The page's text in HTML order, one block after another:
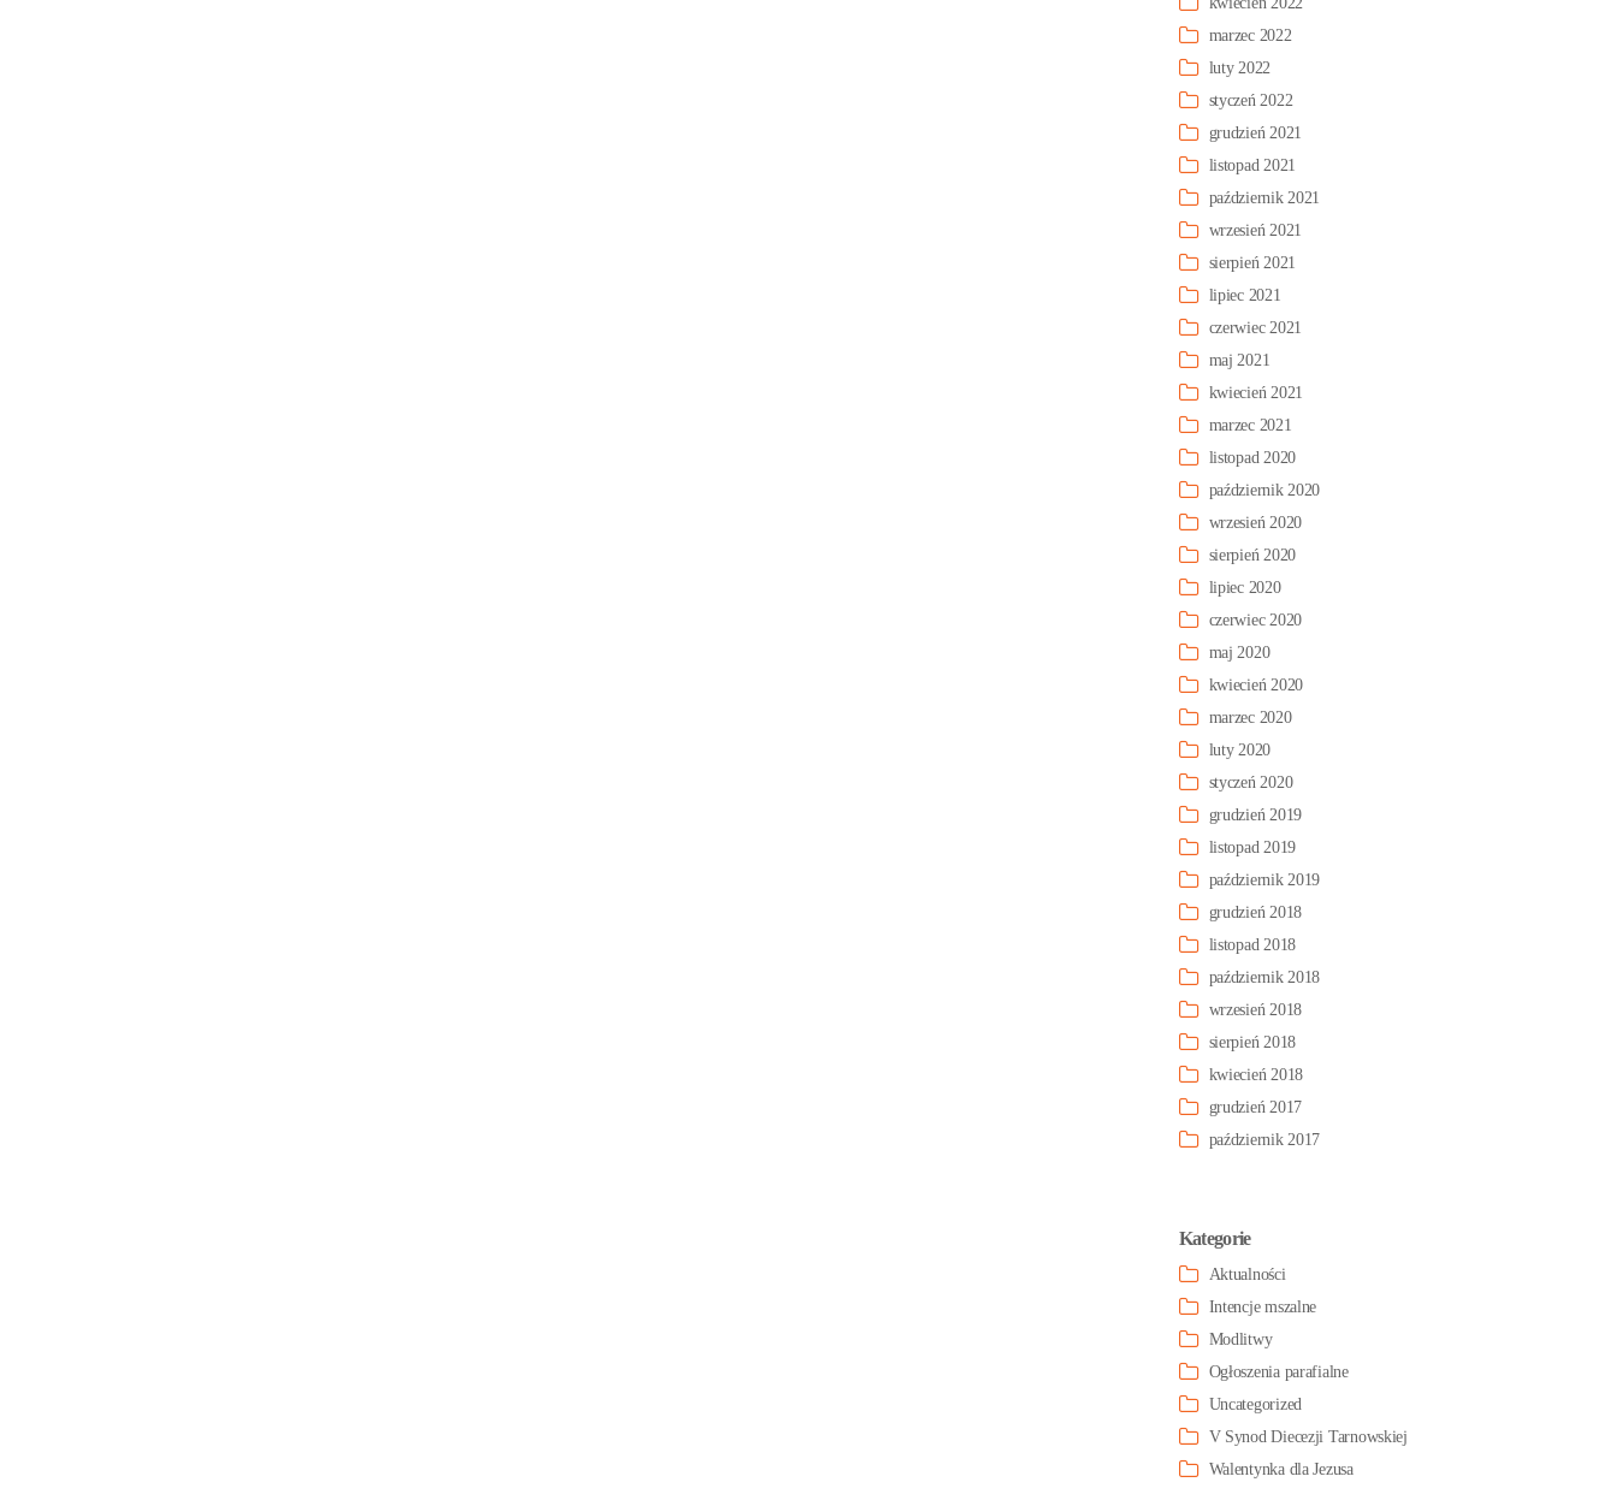
marzec 2022
luty 2022
styczeń 2022
grudzień 2021
listopad 2021
październik 2021
wrzesień 2021
sierpień 2021
lipiec 2021
czerwiec 2021
maj 2021
kwiecień 2021
marzec 2021
listopad 2020
październik 2020
wrzesień 2020
sierpień 2020
lipiec 2020
czerwiec 2020
maj 2020
kwiecień 2020
marzec 2020
luty 2020
styczeń 2020
grudzień 2019
listopad 2019
październik 2019
grudzień 2018
listopad 2018
październik 2018
wrzesień 2018
sierpień 2018
kwiecień 2018
grudzień 2017
październik 2017
Kategorie
Aktualności
Intencje mszalne
Modlitwy
Ogłoszenia parafialne
Uncategorized
V Synod Diecezji Tarnowskiej
Walentynka dla Jezusa